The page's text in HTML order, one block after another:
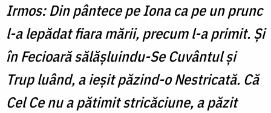
Irmos: Din pântece pe Iona ca pe un prunc
l-a lepădat fiara mării, precum l-a primit. Şi
în Fecioară sălăşluindu-Se Cuvântul şi
Trup luând, a ieşit păzind-o Nestricată. Că
Cel Ce nu a pătimit stricăciune, a păzit